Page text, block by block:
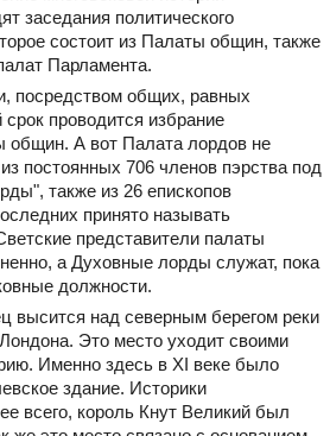
заседания политического
состоит из Палаты общин, также
Парламента.
посредством общих, равных
проводится избрание
общин. А вот Палата лордов не
постоянных 706 членов пэрства под
также из 26 епископов
принято называть
представители палаты
а Духовные лорды служат, пока
должности.
высится над северным берегом реки
Это место уходит своими
Именно здесь в XI веке было
здание. Историки
всего, король Кнут Великий был